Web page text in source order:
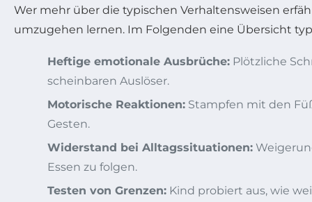
Wer mehr über die typischen Verhaltensweisen
umzugehen lernen. Im Folgenden eine Übersicht
Heftige emotionale Ausbrüche: Plötzliche
scheinbaren Auslöser.
Motorische Reaktionen: Stampfen mit den
Gesten.
Widerstand bei Alltagssituationen:
Essen zu folgen.
Testen von Grenzen: Kind probiert aus, wie